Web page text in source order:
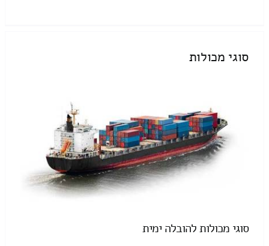
סוגי מכולות
סוגי מכולות להובלה ימית